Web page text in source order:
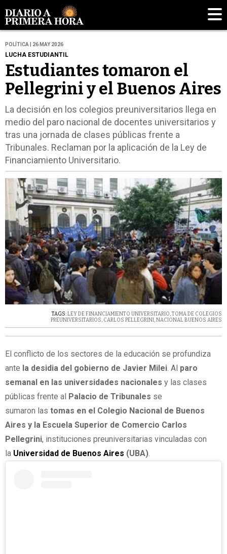
POLÍTICA | 26 MAY 2026
LUCHA ESTUDIANTIL
Estudiantes tomaron el
Pellegrini y el Buenos Aires
La decisión en los colegios preuniversitarios llega en
medio del paro nacional de docentes universitarios y
tras una jornada de clases públicas frente a
Tribunales. Reclaman por la aplicación de la Ley de
Financiamiento Universitario.
TAGS:LEY DE FINANCIAMIENTO UNIVERSITARIO,TOMA DE COLEGIOS
PREUNIVERSITARIOS, CARLOS PELLEGRINI,NACIONAL BUENOS AIRES
El conflicto de los sectores de la educación se profundiza
ante la desidia del gobierno de Javier Milei. Al paro
semanal en las universidades nacionales y las clases
públicas frente al Palacio de Tribunales se
sumaron las tomas en el Colegio Nacional de Buenos
Aires y la Escuela Superior de Comercio Carlos
Pellegrini, instituciones preuniversitarias vinculadas con
la Universidad de Buenos Aires (UBA).